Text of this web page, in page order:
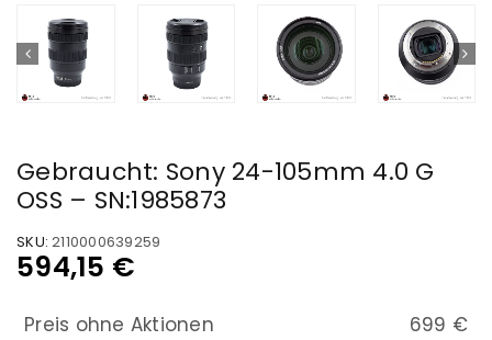
Gebraucht: Sony 24-105mm 4.0 G
OSS – SN:1985873
SKU: 2110000639259
594,15 €
Preis ohne Aktionen
699 €